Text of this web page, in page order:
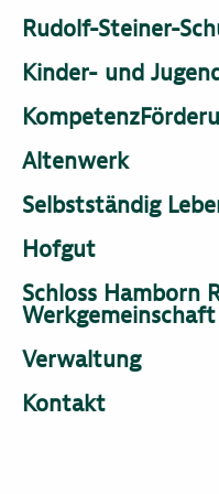
Rudolf-Steiner-
Kinder- und
Altenwerk
Selbstständig
Hofgut
Schloss Hamborn
Werkgemeinschaft
Verwaltung
Kontakt